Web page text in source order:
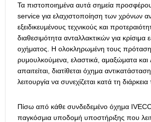
Τα πιστοποιημένα αυτά σημεία
service για ελαχιστοποίηση των χρόνων
εξειδικευμένους τεχνικούς και
διαθεσιμότητα ανταλλακτικών για κρίσιμα
οχήματος. Η ολοκληρωμένη τους πρόταση
ρυμουλκούμενα, ελαστικά, αμαξώματα
απαιτείται, διατίθεται όχημα
λειτουργία να συνεχίζεται κατά τη
Πίσω από κάθε συνδεδεμένο όχημα IVECO
παγκόσμια υποδομή υποστήριξης που